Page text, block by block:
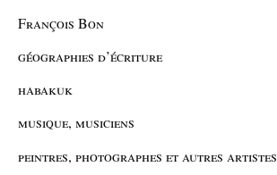
François Bon
géographies d’écriture
habakuk
musique, musiciens
peintres, photographes et autres artistes